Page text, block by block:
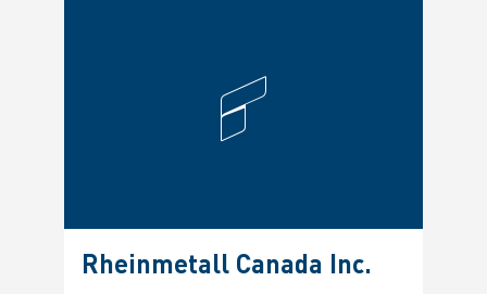
Rheinmetall Canada Inc.